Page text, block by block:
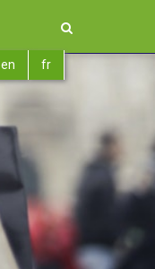
en fr